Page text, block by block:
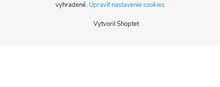
Vytvoril Shoptet
vyhradené. Upraviť nastavenie cookies